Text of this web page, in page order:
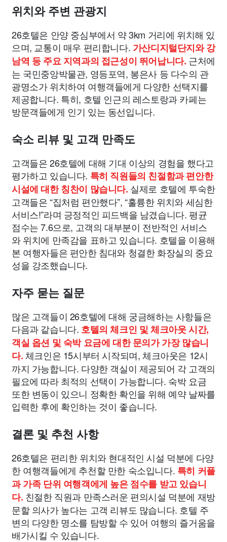
위치와 주변 관광지
26호텔은 안양 중심부에서 약 3km 거리에 위치해 있
으며, 교통이 매우 편리합니다. 가산디지털단지와 강
남역 등 주요 지역과의 접근성이 뛰어납니다. 근처에
는 국민중앙박물관, 영등포역, 봉은사 등 다수의 관
광명소가 위치하여 여행객들에게 다양한 선택지를
제공합니다. 특히, 호텔 인근의 레스토랑과 카페는
방문객들에게 인기 있는 동선입니다.
숙소 리뷰 및 고객 만족도
고객들은 26호텔에 대해 기대 이상의 경험을 했다고
평가하고 있습니다. 특히 직원들의 친절함과 편안한
시설에 대한 칭찬이 많습니다. 실제로 호텔에 투숙한
고객들은 “집처럼 편안했다”, “훌륭한 위치와 세심한
서비스!”라며 긍정적인 피드백을 남겼습니다. 평균
점수는 7.6으로, 고객의 대부분이 전반적인 서비스
와 위치에 만족감을 표하고 있습니다. 호텔을 이용해
본 여행자들은 편안한 침대와 청결한 화장실의 중요
성을 강조했습니다.
자주 묻는 질문
많은 고객들이 26호텔에 대해 궁금해하는 사항들은
다음과 같습니다. 호텔의 체크인 및 체크아웃 시간,
객실 옵션 및 숙박 요금에 대한 문의가 가장 많습니
다. 체크인은 15시부터 시작되며, 체크아웃은 12시
까지 가능합니다. 다양한 객실이 제공되어 각 고객의
필요에 따라 최적의 선택이 가능합니다. 숙박 요금
또한 변동이 있으니 정확한 확인을 위해 예약 날짜를
입력한 후에 확인하는 것이 좋습니다.
결론 및 추천 사항
26호텔은 편리한 위치와 현대적인 시설 덕분에 다양
한 여행객들에게 추천할 만한 숙소입니다. 특히 커플
과 가족 단위 여행객에게 높은 점수를 받고 있습니
다. 친절한 직원과 만족스러운 편의시설 덕분에 재방
문할 의사가 높다는 고객 리뷰도 많습니다. 호텔 주
변의 다양한 명소를 탐방할 수 있어 여행의 즐거움을
배가시킬 수 있습니다.